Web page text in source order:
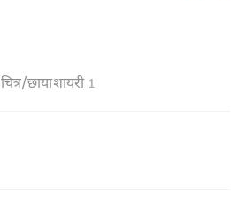
चित्र/छाया शायरी 1